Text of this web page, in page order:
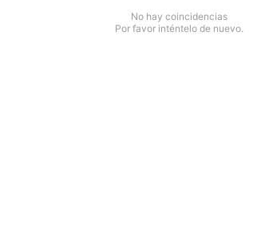
No hay coincidencias
Por favor inténtelo de nuevo.